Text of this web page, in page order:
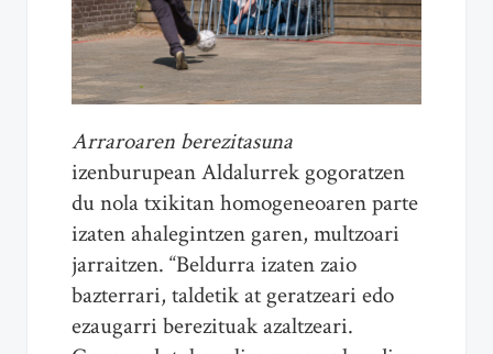
Arraroaren berezitasuna
izenburupean Aldalurrek gogoratzen
du nola txikitan homogeneoaren parte
izaten ahalegintzen garen, multzoari
jarraitzen. “Beldurra izaten zaio
bazterrari, taldetik at geratzeari edo
ezaugarri berezituak azaltzeari.